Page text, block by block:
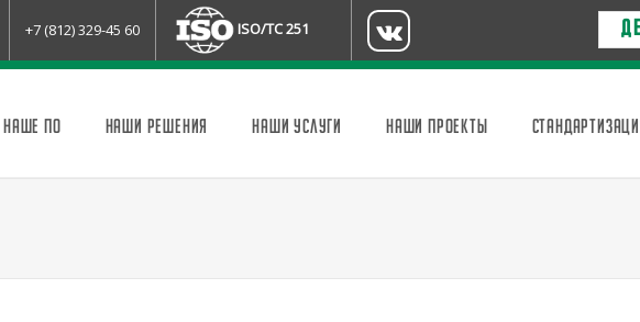
+7 (812) 329-45 60 ISO/TC 251 Д
НАШЕ ПО НАШИ РЕШЕНИЯ НАШИ УСЛУГИ НАШИ ПРОЕКТЫ